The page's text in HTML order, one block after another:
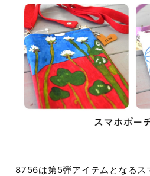
8756は第5弾アイテムとなるス